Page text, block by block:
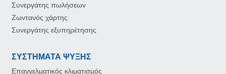
Συνεργάτης πωλήσεων
Ζωντανός χάρτης
Συνεργάτης εξυπηρέτησης
ΣΥΣΤΉΜΑΤΑ ΨΎΞΗΣ
Επαγγελματικός κλιματισμός